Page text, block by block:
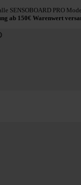
SENSOBOARD PRO
ab 150€ Warenwert